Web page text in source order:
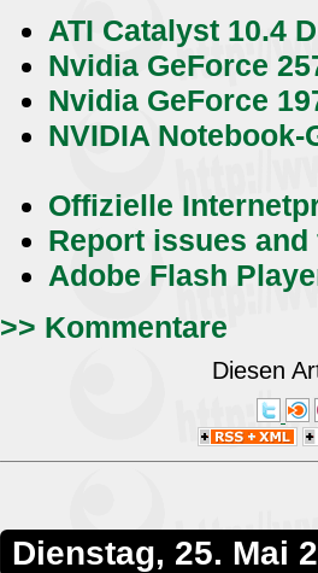
ATI Catalyst 10.4
Nvidia GeForce
Nvidia GeForce
NVIDIA
Offizielle
Report issues
Adobe Flash
>> Kommentare
Diesen
Dienstag, 25. Mai